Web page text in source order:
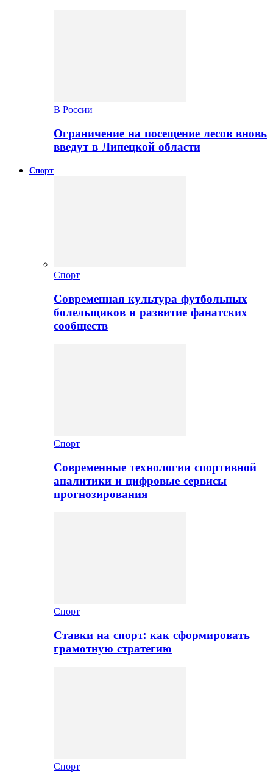
В России
Ограничение на посещение лесов вновь
введут в Липецкой области
Спорт
Спорт
Современная культура футбольных
болельщиков и развитие фанатских
сообществ
Спорт
Современные технологии спортивной
аналитики и цифровые сервисы
прогнозирования
Спорт
Ставки на спорт: как сформировать
грамотную стратегию
Спорт